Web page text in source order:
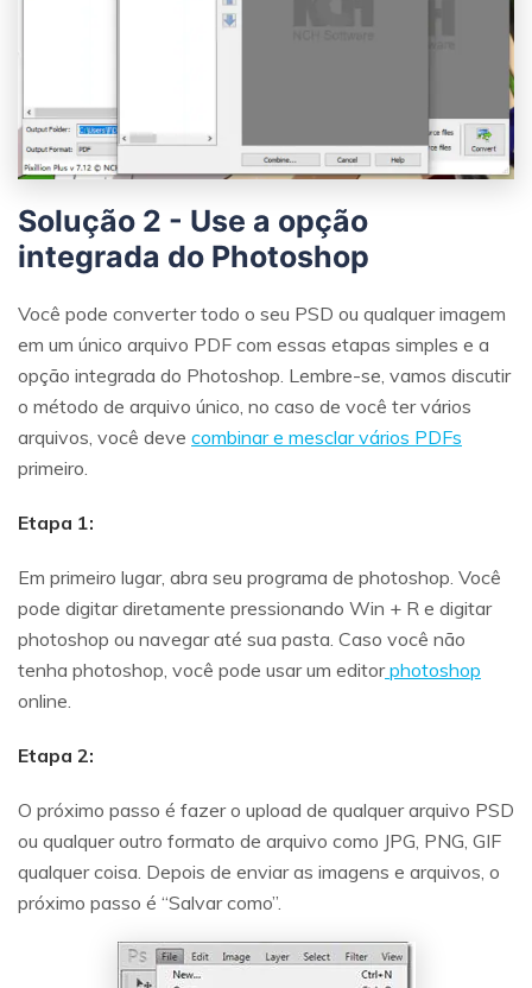
Solução 2 - Use a opção
integrada do Photoshop
Você pode converter todo o seu PSD ou qualquer imagem
em um único arquivo PDF com essas etapas simples e a
opção integrada do Photoshop. Lembre-se, vamos discutir
o método de arquivo único, no caso de você ter vários
arquivos, você deve combinar e mesclar vários PDFs
primeiro.
Etapa 1:
Em primeiro lugar, abra seu programa de photoshop. Você
pode digitar diretamente pressionando Win + R e digitar
photoshop ou navegar até sua pasta. Caso você não
tenha photoshop, você pode usar um editorphotoshop
online.
Etapa 2:
O próximo passo é fazer o upload de qualquer arquivo PSD
ou qualquer outro formato de arquivo como JPG, PNG, GIF
qualquer coisa. Depois de enviar as imagens e arquivos, o
próximo passo é “Salvar como”.